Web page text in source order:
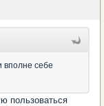
вполне себе
пользоваться